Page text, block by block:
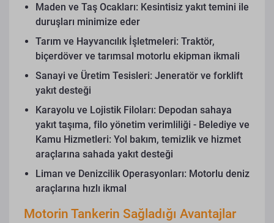
Maden ve Taş Ocakları: Kesintisiz yakıt temini ile
duruşları minimize eder
Tarım ve Hayvancılık İşletmeleri: Traktör,
biçerdöver ve tarımsal motorlu ekipman ikmali
Sanayi ve Üretim Tesisleri: Jeneratör ve forklift
yakıt desteği
Karayolu ve Lojistik Filoları: Depodan sahaya
yakıt taşıma, filo yönetim verimliliği - Belediye ve
Kamu Hizmetleri: Yol bakım, temizlik ve hizmet
araçlarına sahada yakıt desteği
Liman ve Denizcilik Operasyonları: Motorlu deniz
araçlarına hızlı ikmal
Motorin Tankerin Sağladığı Avantajlar